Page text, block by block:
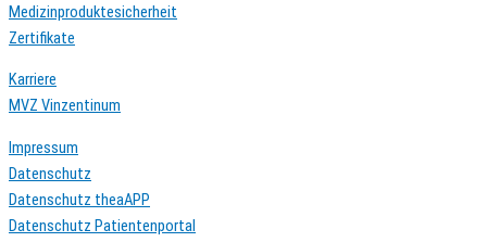
Medizinproduktesicherheit
Zertifikate
Karriere
MVZ Vinzentinum
Impressum
Datenschutz
Datenschutz theaAPP
Datenschutz Patientenportal